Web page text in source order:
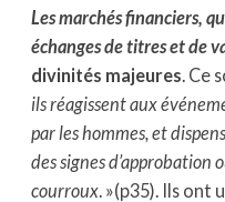
Les marchés financiers,
échanges de titres et de
divinités majeures . Ce
ils réagissent aux
par les hommes, et
des signes d’approbation
courroux . »(p35). Ils ont